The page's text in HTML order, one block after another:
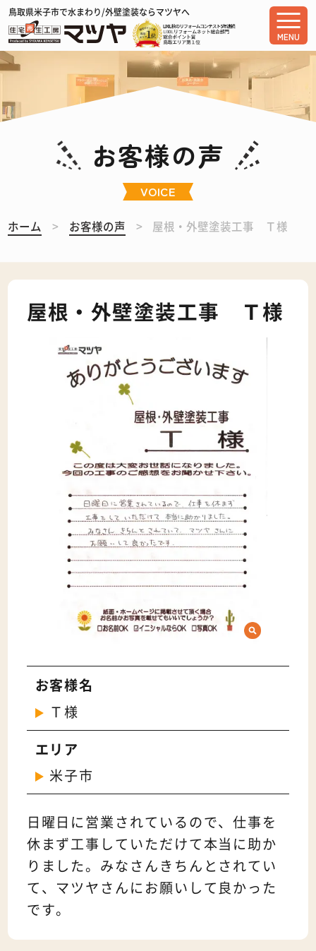
鳥取県米子市で水まわり/外壁塗装ならマツヤへ
MENU
お客様の声
VOICE
ホーム お客様の声 屋根・外壁塗装工事 Ｔ様
屋根・外壁塗装工事 Ｔ様
お客様名
Ｔ様
エリア
米子市
日曜日に営業されているので、仕事を
休まず工事していただけて本当に助か
りました。みなさんきちんとされてい
て、マツヤさんにお願いして良かった
です。